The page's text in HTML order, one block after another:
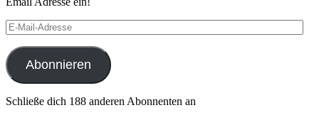
E-
Mail-
Adresse
Abonnieren
Schließe dich 188 anderen Abonnenten an